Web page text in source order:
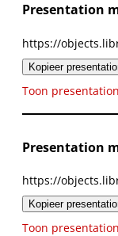
Presentation
https://
Kopieer
Toon
Presentation
https://
Kopieer
Toon